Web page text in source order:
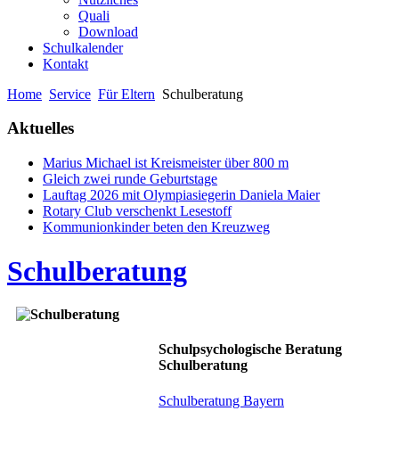
Quali
Download
Schulkalender
Kontakt
Home Service Für Eltern Schulberatung
Aktuelles
Marius Michael ist Kreismeister über 800 m
Gleich zwei runde Geburtstage
Lauftag 2026 mit Olympiasiegerin Daniela Maier
Rotary Club verschenkt Lesestoff
Kommunionkinder beten den Kreuzweg
Schulberatung
Schulpsychologische Beratung
Schulberatung
Schulberatung Bayern